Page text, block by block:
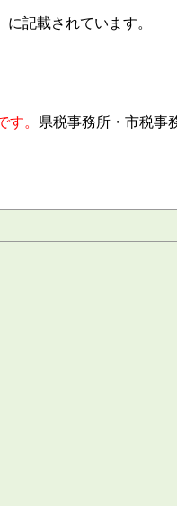
記載されています。
す。 県税事務所・市税事